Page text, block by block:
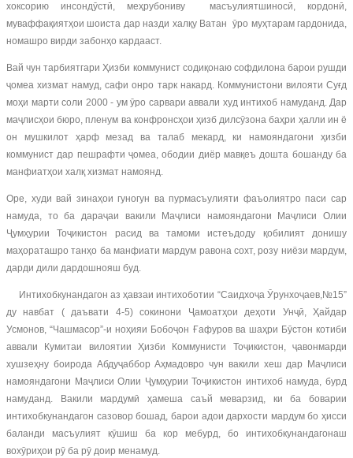
хоксорию инсондӯстӣ, меҳрубониву масъулиятшиносӣ, кордонӣ,
муваффақиятҳои шоиста дар назди халқу Ватан ӯро муҳтарам гардонида,
номашро вирди забонҳо кардааст.
Вай чун тарбиятгари Ҳизби коммунист содиқонаю софдилона барои рушди
ҷомеа хизмат намуд, сафи онро тарк накард. Коммунистони вилояти Суғд
моҳи марти соли 2000 - ум ӯро сарвари аввали худ интихоб намуданд. Дар
маҷлисҳои бюро, пленум ва конфронсҳои ҳизб дилсӯзона баҳри ҳалли ин ё
он мушкилот ҳарф мезад ва талаб мекард, ки намояндагони ҳизби
коммунист дар пешрафти ҷомеа, ободии диёр мавқеъ дошта бошанду ба
манфиатҳои халқ хизмат намоянд.
Оре, худи вай зинаҳои гуногун ва пурмасъулияти фаъолиятро паси сар
намуда, то ба дараҷаи вакили Маҷлиси намояндагони Маҷлиси Олии
Ҷумҳурии Тоҷикистон расид ва тамоми истеъдоду қобилият донишу
маҳораташро танҳо ба манфиати мардум равона сохт, розу ниёзи мардум,
дарди дили дардошнояш буд.
Интихобкунандагон аз ҳавзаи интихоботии “Саидхоҷа Ӯрунхоҷаев,№15”
ду навбат ( даъвати 4-5) сокинони Ҷамоатҳои деҳоти Унҷӣ, Ҳайдар
Усмонов, “Чашмасор”-и ноҳияи Бобоҷон Ғафуров ва шаҳри Бӯстон котиби
аввали Кумитаи вилоятии Ҳизби Коммунисти Тоҷикистон, ҷавонмарди
хушзеҳну боирода Абдуҷаббор Аҳмадовро чун вакили хеш дар Маҷлиси
намояндагони Маҷлиси Олии Ҷумҳурии Тоҷикистон интихоб намуда, бурд
намуданд. Вакили мардумӣ ҳамеша саъй меварзид, ки ба боварии
интихобкунандагон сазовор бошад, барои адои дархости мардум бо ҳисси
баланди масъулият кӯшиш ба кор мебурд, бо интихобкунандагонаш
вохӯриҳои рӯ ба рӯ доир менамуд.